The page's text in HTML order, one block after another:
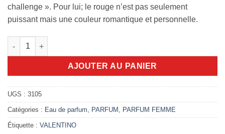
challenge ». Pour lui; le rouge n’est pas seulement
puissant mais une couleur romantique et personnelle.
quantité de Voce viva 100ml edp
AJOUTER AU PANIER
UGS : 3105
Catégories : Eau de parfum, PARFUM , PARFUM FEMME
Étiquette : VALENTINO